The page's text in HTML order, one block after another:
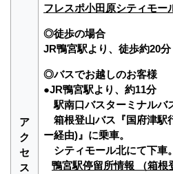
ア
ク
セ
ス
フレスポ小田原シティモー
◎徒歩の場合
JR鴨宮駅より、徒歩約20分
◎バスでお越しのお客様
●JR鴨宮駅より、約11分
駅南口バスターミナルバ
箱根登山バス『国府津駅
ー経由)』に乗車。
シティモール北にて下車
鴨宮駅停留所情報 （箱根